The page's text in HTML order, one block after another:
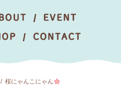
桜にゃんこにゃん